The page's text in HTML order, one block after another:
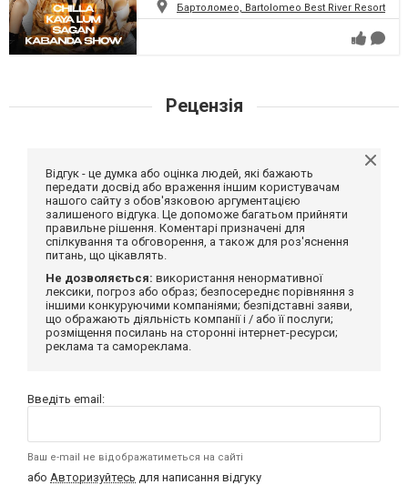
Бартоломео, Bartolomeo Best River Resort
Рецензія
Відгук - це думка або оцінка людей, які бажають
передати досвід або враження іншим користувачам
нашого сайту з обов'язковою аргументацією
залишеного відгука. Це допоможе багатьом прийняти
правильне рішення. Коментарі призначені для
спілкування та обговорення, а також для роз'яснення
питань, що цікавлять.
Не дозволяється: використання ненормативної
лексики, погроз або образ; безпосереднє порівняння з
іншими конкуруючими компаніями; безпідставні заяви,
що ображають діяльність компанії і / або її послуги;
розміщення посилань на сторонні інтернет-ресурси;
реклама та самореклама.
Введіть email:
Ваш e-mail не відображатиметься на сайті
або Авторизуйтесь для написання відгуку